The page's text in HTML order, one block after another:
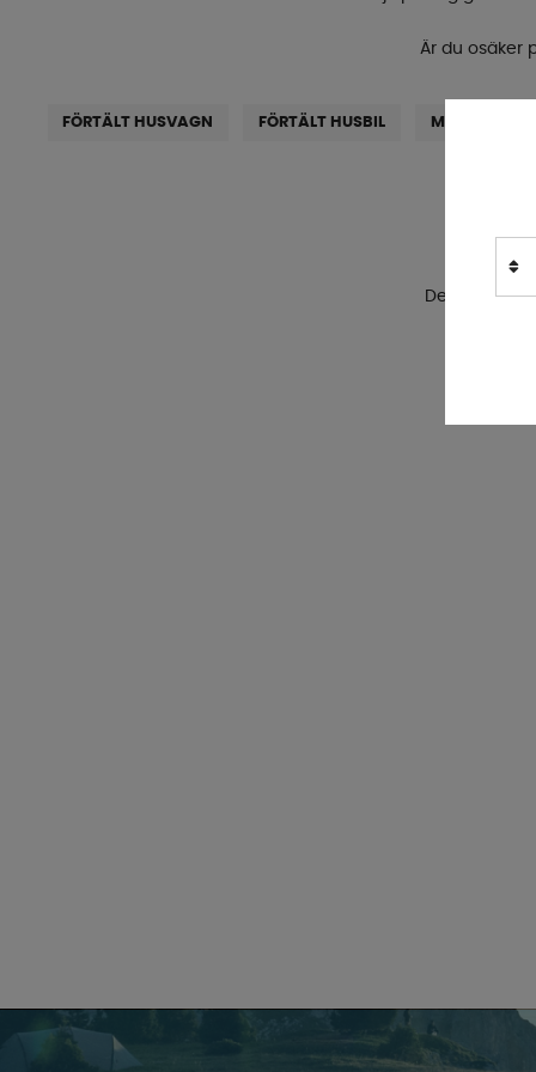
Är du osäker
FÖRTÄLT HUSVAGN FÖRTÄLT HUSBIL MARKISER
De är